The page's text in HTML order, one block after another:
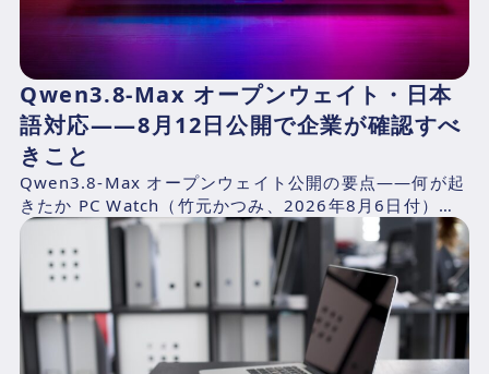
Qwen3.8-Max オープンウェイト・日本
語対応——8月12日公開で企業が確認すべ
きこと
Qwen3.8-Max オープンウェイト公開の要点——何が起
きたか PC Watch（竹元かつみ、2026年8月6日付）の
報道によれば、AlibabaのQwen...